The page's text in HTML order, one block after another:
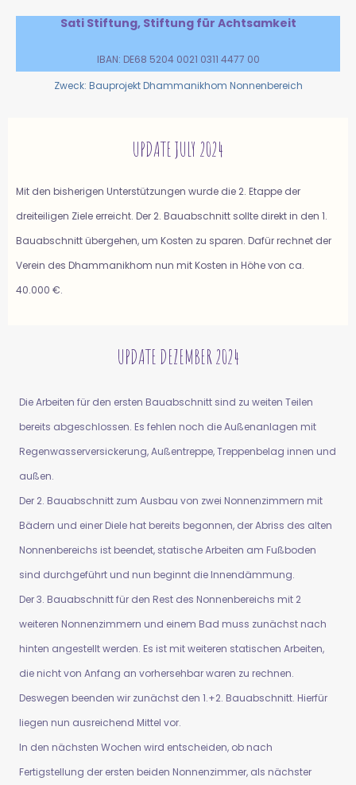
Sati Stiftung, Stiftung für Achtsamkeit
IBAN: DE68 5204 0021 0311 4477 00
Zweck: Bauprojekt Dhammanikhom Nonnenbereich
UPDATE JULY 2024
Mit den bisherigen Unterstützungen wurde die 2. Etappe der
dreiteiligen Ziele erreicht. Der 2. Bauabschnitt sollte direkt in den 1.
Bauabschnitt übergehen, um Kosten zu sparen. Dafür rechnet der
Verein des Dhammanikhom nun mit Kosten in Höhe von ca.
40.000 €.
UPDATE DEZEMBER 2024
Die Arbeiten für den ersten Bauabschnitt sind zu weiten Teilen
bereits abgeschlossen. Es fehlen noch die Außenanlagen mit
Regenwasserversickerung, Außentreppe, Treppenbelag innen und
außen.
Der 2. Bauabschnitt zum Ausbau von zwei Nonnenzimmern mit
Bädern und einer Diele hat bereits begonnen, der Abriss des alten
Nonnenbereichs ist beendet, statische Arbeiten am Fußboden
sind durchgeführt und nun beginnt die Innendämmung.
Der 3. Bauabschnitt für den Rest des Nonnenbereichs mit 2
weiteren Nonnenzimmern und einem Bad muss zunächst nach
hinten angestellt werden. Es ist mit weiteren statischen Arbeiten,
die nicht von Anfang an vorhersehbar waren zu rechnen.
Deswegen beenden wir zunächst den 1.+2. Bauabschnitt. Hierfür
liegen nun ausreichend Mittel vor.
In den nächsten Wochen wird entscheiden, ob nach
Fertigstellung der ersten beiden Nonnenzimmer, als nächster